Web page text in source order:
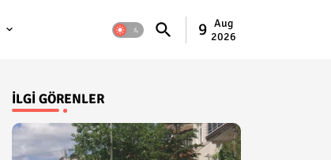
9 Aug
2026
İLGI GÖRENLER